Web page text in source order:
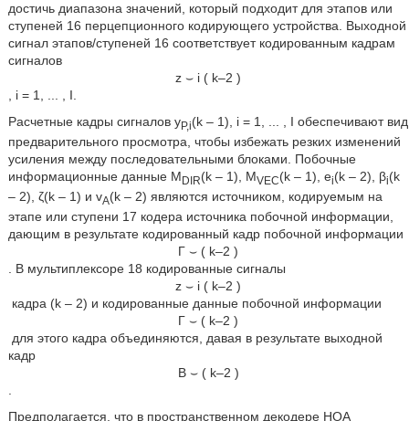
достичь диапазона значений, который подходит для этапов или
ступеней 16 перцепционного кодирующего устройства. Выходной
сигнал этапов/ступеней 16 соответствует кодированным кадрам
сигналов
z ⌣ i ( k–2 )
, i = 1, ... , I.
Расчетные кадры сигналов yP,i(k – 1), i = 1, ... , I обеспечивают вид
предварительного просмотра, чтобы избежать резких изменений
усиления между последовательными блоками. Побочные
информационные данные MDIR(k – 1), MVEC(k – 1), ei(k – 2), βi(k
– 2), ζ(k – 1) и vA(k – 2) являются источником, кодируемым на
этапе или ступени 17 кодера источника побочной информации,
дающим в результате кодированный кадр побочной информации
Γ ⌣ ( k–2 )
. В мультиплексоре 18 кодированные сигналы
z ⌣ i ( k–2 )
кадра (k – 2) и кодированные данные побочной информации
Γ ⌣ ( k–2 )
для этого кадра объединяются, давая в результате выходной
кадр
B ⌣ ( k–2 )
Предполагается, что в пространственном декодере HOA